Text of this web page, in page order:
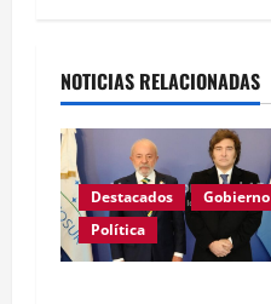
NOTICIAS RELACIONADAS
Destacados
Gobierno
Política